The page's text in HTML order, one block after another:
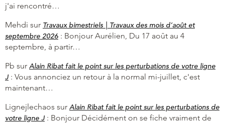
j'ai rencontré…
Mehdi sur Travaux bimestriels | Travaux des mois d’août et
septembre 2026 : Bonjour Aurélien, Du 17 août au 4
septembre, à partir…
Pb sur Alain Ribat fait le point sur les perturbations de votre ligne
J : Vous annonciez un retour à la normal mi-juillet, c'est
maintenant…
Lignejlechaos sur Alain Ribat fait le point sur les perturbations de
votre ligne J : Bonjour Décidément on se fiche vraiment de